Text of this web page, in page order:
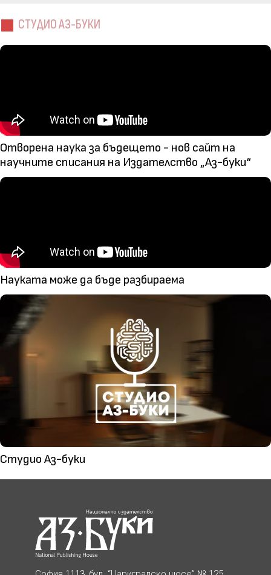
СТУДИО АЗ-БУКИ
Отворена наука за бъдещето - нов сайт на
научните списания на Издателство „Аз-буки“
Науката може да бъде разбираема
Студио Аз-буки